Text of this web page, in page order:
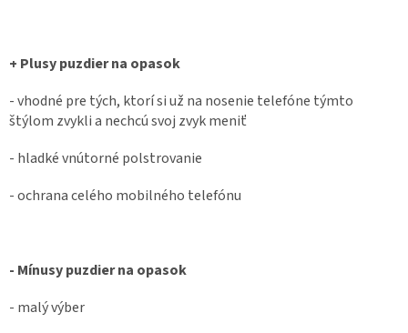
+ Plusy puzdier na opasok
- vhodné pre tých, ktorí si už na nosenie telefóne týmto
štýlom zvykli a nechcú svoj zvyk meniť
- hladké vnútorné polstrovanie
- ochrana celého mobilného telefónu
- Mínusy puzdier na opasok
- malý výber